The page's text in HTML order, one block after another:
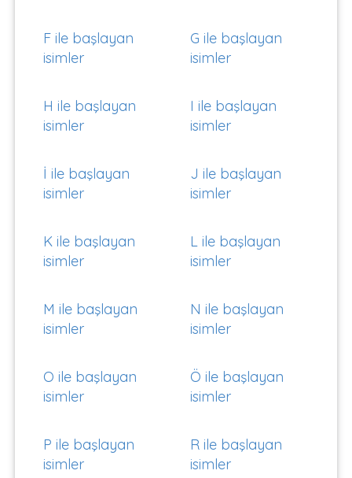
F ile başlayan
isimler
G ile başlayan
isimler
H ile başlayan
isimler
I ile başlayan
isimler
İ ile başlayan
isimler
J ile başlayan
isimler
K ile başlayan
isimler
L ile başlayan
isimler
M ile başlayan
isimler
N ile başlayan
isimler
O ile başlayan
isimler
Ö ile başlayan
isimler
P ile başlayan
isimler
R ile başlayan
isimler